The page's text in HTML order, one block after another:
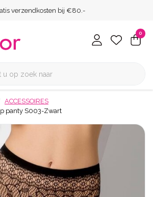
verzendkosten bij €80.-
0
ACCESSOIRES
panty S003-Zwart